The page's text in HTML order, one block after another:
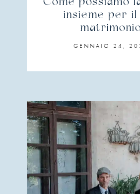
Come possiamo
insieme per il
GENNAIO 24,